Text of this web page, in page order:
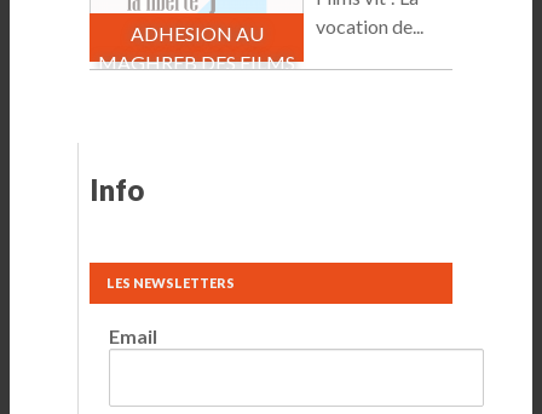
ADHESION AU
MAGHREB DES FILMS
vocation de...
Info
LES NEWSLETTERS
Email